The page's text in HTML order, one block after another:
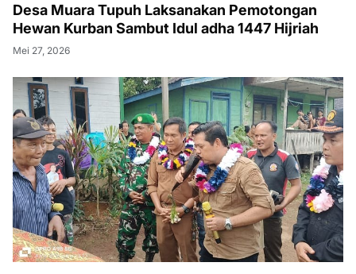
Desa Muara Tupuh Laksanakan Pemotongan
Hewan Kurban Sambut Idul adha 1447 Hijriah
Mei 27, 2026